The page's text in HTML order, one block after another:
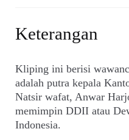
Keterangan
Kliping ini berisi
adalah putra kepala
Natsir wafat, Anwar
memimpin DDII atau
Indonesia.